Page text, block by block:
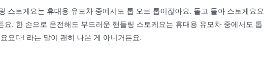
스토케요는 휴대용 유모차 중에서도 톱 오브 톱이잖아요. 돌고 돌아 스토케요요
요. 한 손으로 운전해도 부드러운 핸들링 스토케요는 휴대용 유모차 중에서도 톱
요다! 라는 말이 괜히 나온 게 아니거든요.